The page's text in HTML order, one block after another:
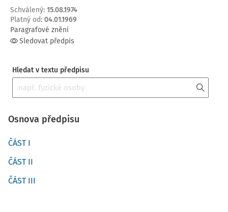
Schválený: 15.08.1974
Platný od: 04.01.1969
Paragrafové znění
Sledovat předpis
Hledat v textu předpisu
Osnova předpisu
ČÁST I
ČÁST II
ČÁST III